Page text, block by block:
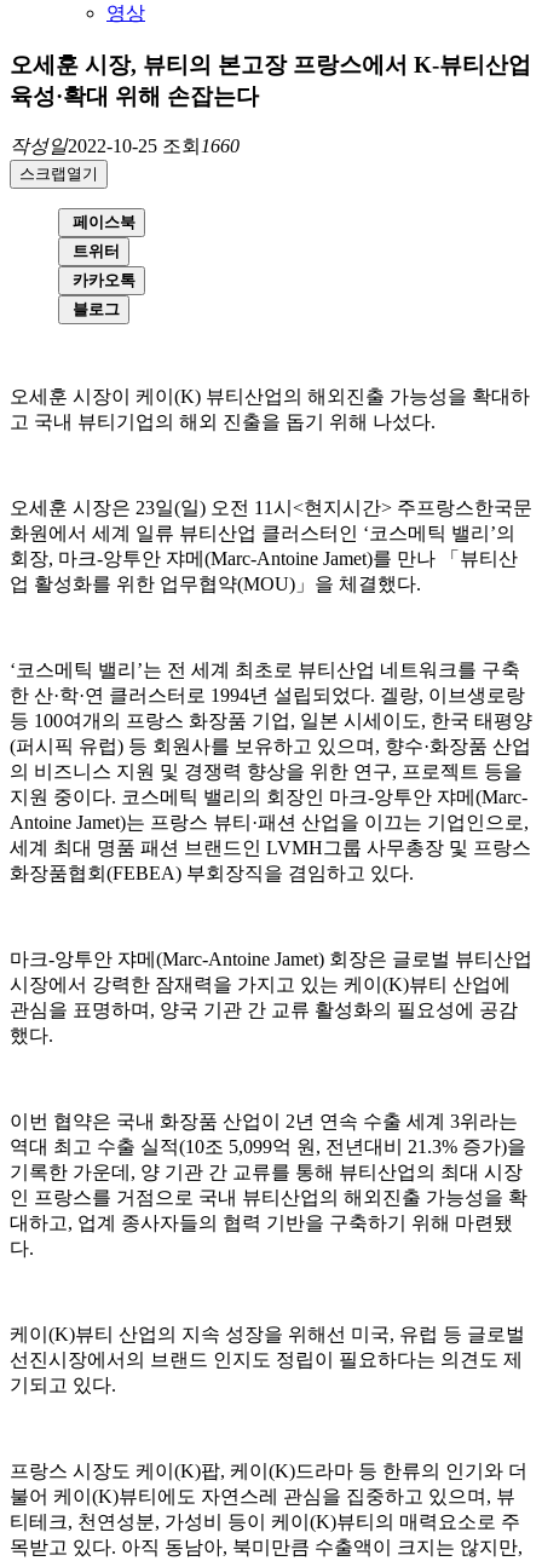
영상
오세훈 시장, 뷰티의 본고장 프랑스에서 K-뷰티산업
육성·확대 위해 손잡는다
작성일2022-10-25 조회 1660
스크랩 열기
페이스북
트위터
카카오톡
블로그
오세훈 시장이 케이(K) 뷰티산업의 해외진출 가능성을 확대하
고 국내 뷰티기업의 해외 진출을 돕기 위해 나섰다.
오세훈 시장은 23일(일) 오전 11시<현지시간> 주프랑스한국문
화원에서 세계 일류 뷰티산업 클러스터인 ‘코스메틱 밸리’의
회장, 마크-앙투안 쟈메(Marc-Antoine Jamet)를 만나 「뷰티산
업 활성화를 위한 업무협약(MOU)」을 체결했다.
‘코스메틱 밸리’는 전 세계 최초로 뷰티산업 네트워크를 구축
한 산·학·연 클러스터로 1994년 설립되었다. 겔랑, 이브생로랑
등 100여개의 프랑스 화장품 기업, 일본 시세이도, 한국 태평양
(퍼시픽 유럽) 등 회원사를 보유하고 있으며, 향수·화장품 산업
의 비즈니스 지원 및 경쟁력 향상을 위한 연구, 프로젝트 등을
지원 중이다. 코스메틱 밸리의 회장인 마크-앙투안 쟈메(Marc-
Antoine Jamet)는 프랑스 뷰티·패션 산업을 이끄는 기업인으로,
세계 최대 명품 패션 브랜드인 LVMH그룹 사무총장 및 프랑스
화장품협회(FEBEA) 부회장직을 겸임하고 있다.
마크-앙투안 쟈메(Marc-Antoine Jamet) 회장은 글로벌 뷰티산업
시장에서 강력한 잠재력을 가지고 있는 케이(K)뷰티 산업에
관심을 표명하며, 양국 기관 간 교류 활성화의 필요성에 공감
했다.
이번 협약은 국내 화장품 산업이 2년 연속 수출 세계 3위라는
역대 최고 수출 실적(10조 5,099억 원, 전년대비 21.3% 증가)을
기록한 가운데, 양 기관 간 교류를 통해 뷰티산업의 최대 시장
인 프랑스를 거점으로 국내 뷰티산업의 해외진출 가능성을 확
대하고, 업계 종사자들의 협력 기반을 구축하기 위해 마련됐
다.
케이(K)뷰티 산업의 지속 성장을 위해선 미국, 유럽 등 글로벌
선진시장에서의 브랜드 인지도 정립이 필요하다는 의견도 제
기되고 있다.
프랑스 시장도 케이(K)팝, 케이(K)드라마 등 한류의 인기와 더
불어 케이(K)뷰티에도 자연스레 관심을 집중하고 있으며, 뷰
티테크, 천연성분, 가성비 등이 케이(K)뷰티의 매력요소로 주
목받고 있다. 아직 동남아, 북미만큼 수출액이 크지는 않지만,